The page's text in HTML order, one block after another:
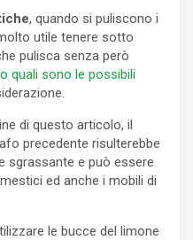
, quando si puliscono i
utile tenere sotto
pulisca senza però
quali sono le possibili
di questo articolo, il
precedente risulterebbe
sgrassante e può essere
ed anche i mobili di
le bucce del limone